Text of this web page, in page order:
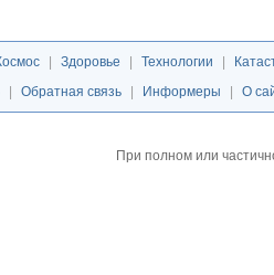
Здоровье Технологии
Обратная связь Информеры О
При полном или